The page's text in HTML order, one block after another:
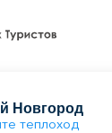
теплоход